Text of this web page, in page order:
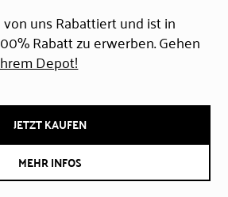
uns Rabattiert und ist in
Rabatt zu erwerben. Gehen
Depot!
JETZT KAUFEN
MEHR INFOS